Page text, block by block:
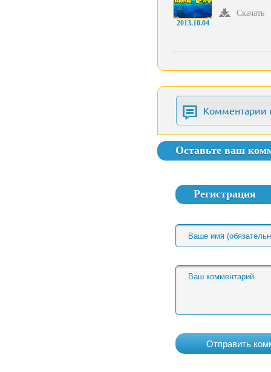
2013.10.04
Скачать
Комментарии
Оставьте ваш
Регистрация